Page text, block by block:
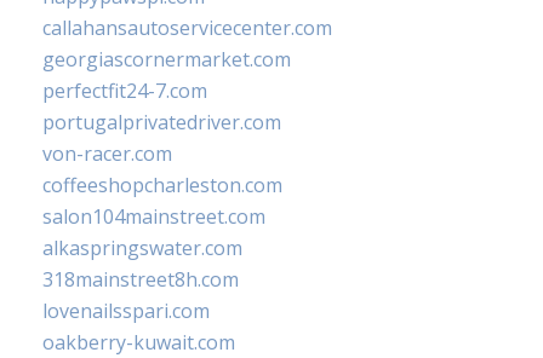
callahansautoservicecenter.com
georgiascornermarket.com
perfectfit24-7.com
portugalprivatedriver.com
von-racer.com
coffeeshopcharleston.com
salon104mainstreet.com
alkaspringswater.com
318mainstreet8h.com
lovenailsspari.com
oakberry-kuwait.com